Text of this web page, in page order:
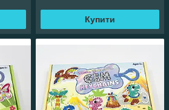
Купити